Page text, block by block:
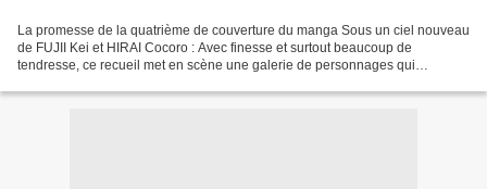
La promesse de la quatrième de couverture du manga Sous un ciel nouveau
de FUJII Kei et HIRAI Cocoro : Avec finesse et surtout beaucoup de
tendresse, ce recueil met en scène une galerie de personnages qui